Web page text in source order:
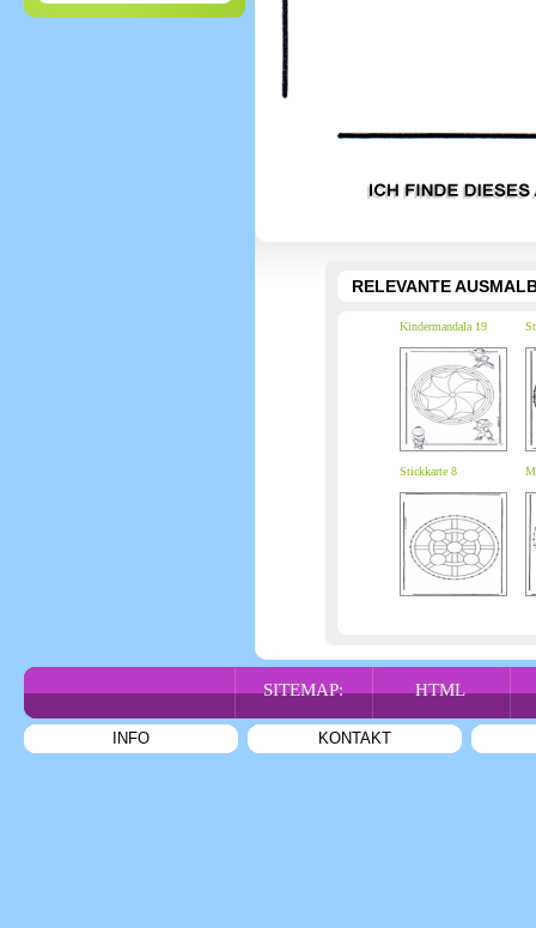
RELEVANTE
Kindermandala 19
Stickkarte 8
SITEMAP: HTML
INFO KONTAKT